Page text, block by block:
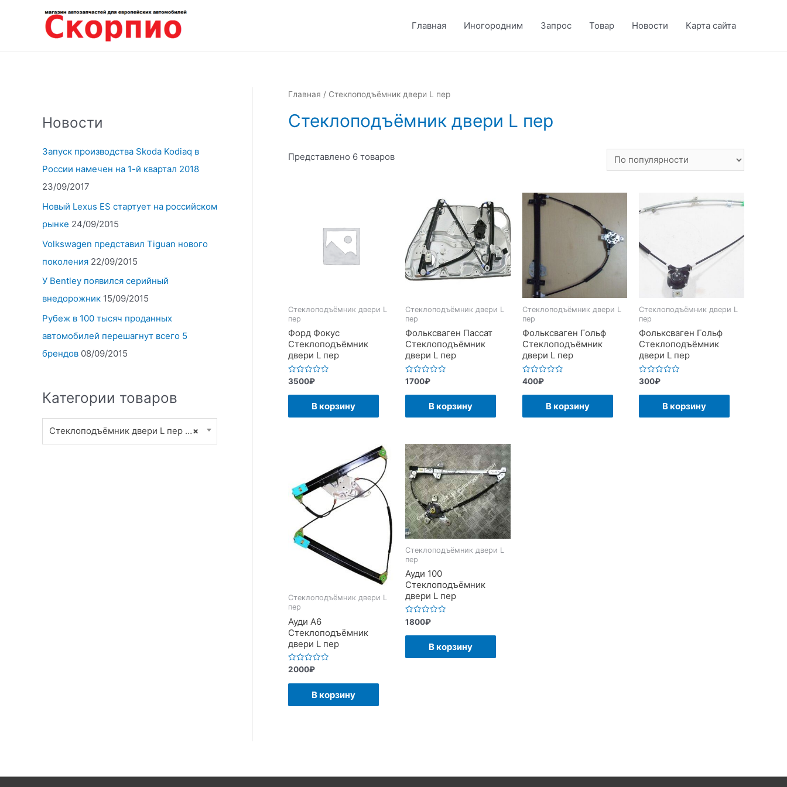
содержимому
Главная Иногородним Запрос Товар Новости Карта сайта
Новости
Запуск производства Skoda Kodiaq в
России намечен на 1-й квартал 2018
23/09/2017
Новый Lexus ES стартует на российском
рынке 24/09/2015
Volkswagen представил Tiguan нового
поколения 22/09/2015
У Bentley появился серийный
внедорожник 15/09/2015
Рубеж в 100 тысяч проданных
автомобилей перешагнут всего 5
брендов 08/09/2015
Категории товаров
×
Стеклоподъёмник двери L пер (6)
Главная / Стеклоподъёмник двери L пер
Стеклоподъёмник двери L пер
Представлено 6 товаров
Стеклоподъёмник двери L
пер
Форд Фокус
Стеклоподъёмник
двери L пер
Оценка
из
3500₽
В корзину
Стеклоподъёмник двери L
пер
Фольксваген Пассат
Стеклоподъёмник
двери L пер
Оценка
из
1700₽
В корзину
Стеклоподъёмник двери L
пер
Фольксваген Гольф
Стеклоподъёмник
двери L пер
Оценка
из
400₽
В корзину
Стеклоподъёмник двери L
пер
Фольксваген Гольф
Стеклоподъёмник
двери L пер
Оценка
из
300₽
В корзину
Стеклоподъёмник двери L
пер
Ауди А6
Стеклоподъёмник
двери L пер
Оценка
из
2000₽
В корзину
Стеклоподъёмник двери L
пер
Ауди 100
Стеклоподъёмник
двери L пер
Оценка
0
из
1800₽
В корзину